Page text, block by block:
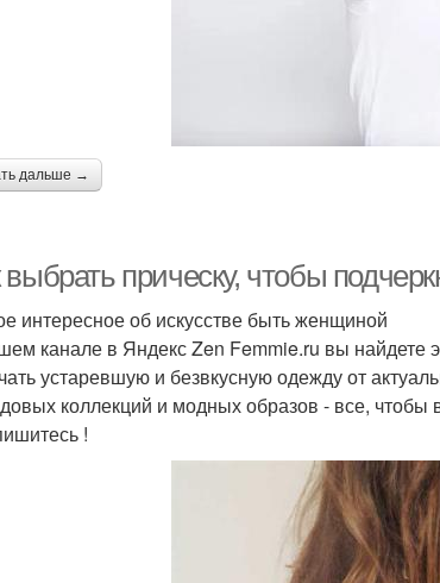
дальше →
выбрать прическу, чтобы
интересное об искусстве быть женщиной
канале в Яндекс Zen Femmie.ru вы найдете
устаревшую и безвкусную одежду от
коллекций и модных образов - все,
!